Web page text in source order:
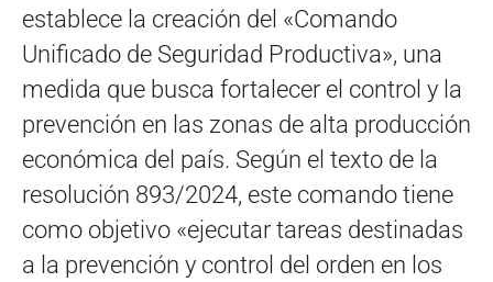
establece la creación del «Comando
Unificado de Seguridad Productiva», una
medida que busca fortalecer el control y la
prevención en las zonas de alta producción
económica del país. Según el texto de la
resolución 893/2024, este comando tiene
como objetivo «ejecutar tareas destinadas
a la prevención y control del orden en los